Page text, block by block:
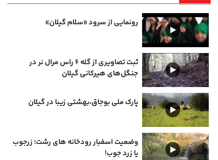
رونمایی از سرود «سلام گیلان»
ثبت تصاویری از گله ۶ راس مرال نر در
جنگل‌های هیرکانی گیلان
پارک ملی بوجاق،بهشتی زیبا در گیلان
وضعیت اسفبار رودخانه های رشت؛ زرجوب
یا زرد جوب!